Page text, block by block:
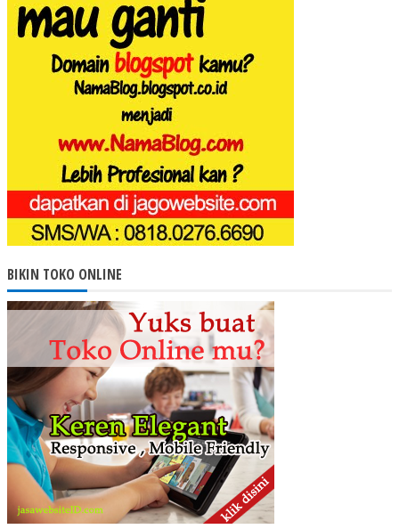
BIKIN TOKO ONLINE
Terima kasih kepada Mas Joko www.jagowebsite.com yg sangat
banyak membantu pembuatan web utk bisnis kami. Saya sangat
merekomendasikan www.jagowebsite.com kpd rekan2 yg ingin
punya web tapi tak punya ilmunya dan dengan biaya murah.
Almeiza - Batam
100% aman dan no tipu hehe.
Ivan Farisi
infokumenarik.blogspot.com